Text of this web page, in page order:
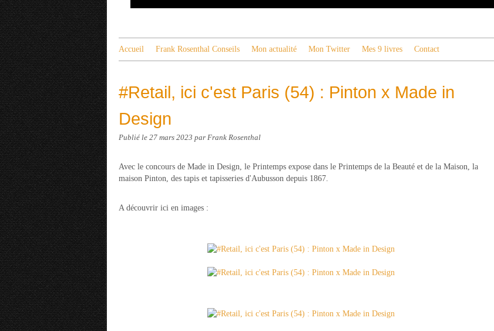
Accueil Frank Rosenthal Conseils Mon actualité Mon Twitter Mes 9 livres Contact
#Retail, ici c'est Paris (54) : Pinton x Made in
Design
Publié le 27 mars 2023 par Frank Rosenthal
Avec le concours de Made in Design, le Printemps expose dans le Printemps de la Beauté et de la Maison, la
maison Pinton, des tapis et tapisseries d'Aubusson depuis 1867.
A découvrir ici en images :